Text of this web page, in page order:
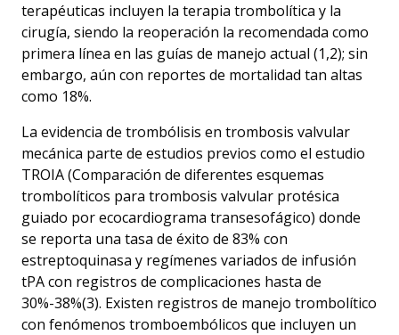
terapéuticas incluyen la terapia trombolítica y la
cirugía, siendo la reoperación la recomendada como
primera línea en las guías de manejo actual (1,2); sin
embargo, aún con reportes de mortalidad tan altas
como 18%.
La evidencia de trombólisis en trombosis valvular
mecánica parte de estudios previos como el estudio
TROIA (Comparación de diferentes esquemas
trombolíticos para trombosis valvular protésica
guiado por ecocardiograma transesofágico) donde
se reporta una tasa de éxito de 83% con
estreptoquinasa y regímenes variados de infusión
tPA con registros de complicaciones hasta de
30%-38%(3). Existen registros de manejo trombolítico
con fenómenos tromboembólicos que incluyen un